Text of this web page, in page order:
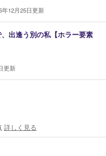
年12月25日更新
出逢う別の私【ホラー要素
更新
詳しく見る